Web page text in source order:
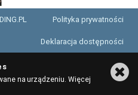
Polityka prywatności
Deklaracja dostępności
na urządzeniu. Więcej